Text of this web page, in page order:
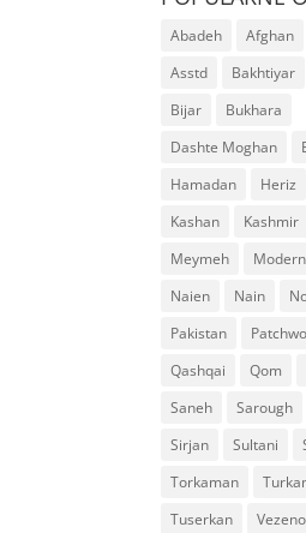
Abadeh Afghan
Asstd
Bakhtiyar
Bijar
Bukhara
Dashte Moghan
Hamadan
Heriz
Kashan
Kashmir
Meymeh
Naien
Nain
Pakistan
Qashqai
Qom
Saneh
Sarough
Sirjan
Sultani
Torkaman
Tuserkan
Vezeno